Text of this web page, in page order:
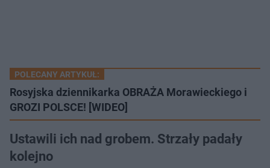
POLECANY ARTYKUŁ:
Rosyjska dziennikarka OBRAŻA Morawieckiego i
GROZI POLSCE! [WIDEO]
Ustawili ich nad grobem. Strzały padały
kolejno